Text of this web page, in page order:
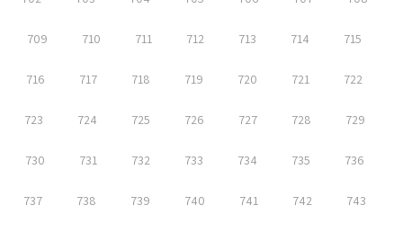
709 710 711 712 713 714 715
716 717 718 719 720 721 722
723 724 725 726 727 728 729
730 731 732 733 734 735 736
737 738 739 740 741 742 743